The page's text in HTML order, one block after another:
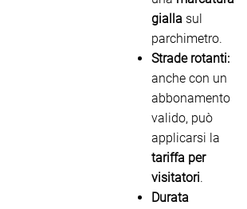
gialla sul
parchimetro.
Strade rotanti:
anche con un
abbonamento
valido, può
applicarsi la
tariffa per
visitatori.
Durata